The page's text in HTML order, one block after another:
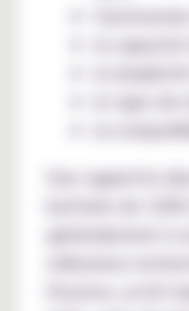
la
le type de
la
Une cigarette
généralement à
utilisateur
l'inverse, un kit